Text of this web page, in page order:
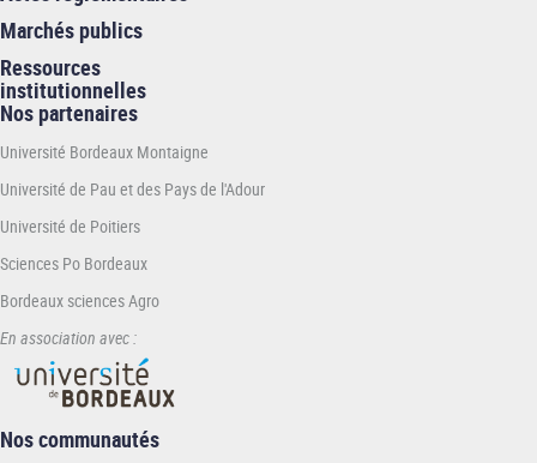
Marchés publics
Ressources
institutionnelles
Nos partenaires
Université Bordeaux Montaigne
Université de Pau et des Pays de l'Adour
Université de Poitiers
Sciences Po Bordeaux
Bordeaux sciences Agro
En association avec :
Nos communautés